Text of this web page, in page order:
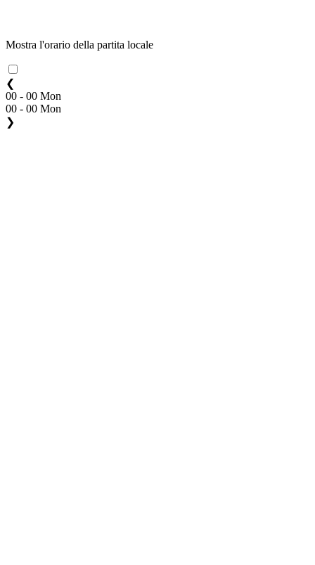
Mostra l'orario della partita locale
❮
00 - 00 Mon
00 - 00 Mon
❯